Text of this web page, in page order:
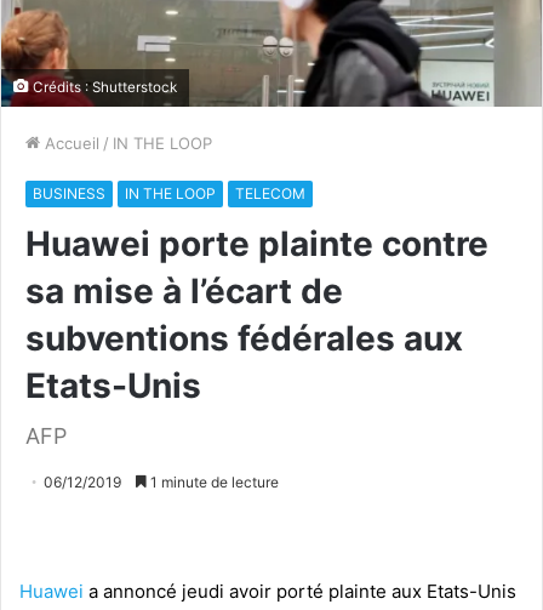
Crédits : Shutterstock
Accueil / IN THE LOOP
BUSINESS IN THE LOOP TELECOM
Huawei porte plainte contre
sa mise à l’écart de
subventions fédérales aux
Etats-Unis
AFP
06/12/2019 1 minute de lecture
Huawei a annoncé jeudi avoir porté plainte aux Etats-Unis